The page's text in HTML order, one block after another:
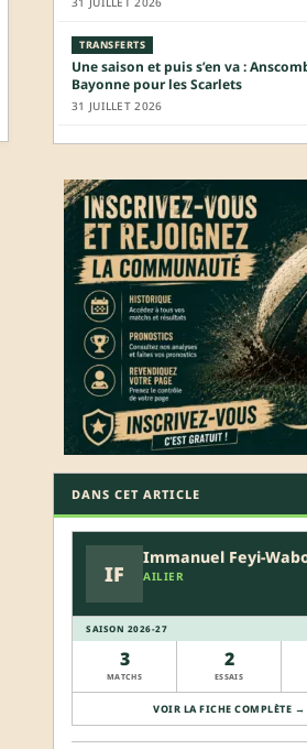
TRANSFERTS
Une saison et puis s’en va :
Bayonne pour les Scarlets
31 JUILLET 2026
DANS CET ARTICLE
IF
Immanuel Feyi-
AILIER
SAISON 2026-27
3
MATCHS
2
ESSAIS
VOIR LA FICHE COMPLÈTE →